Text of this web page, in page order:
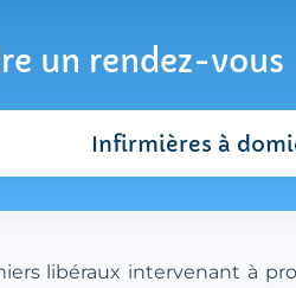
un rendez-vous
Infirmières à
libéraux intervenant à